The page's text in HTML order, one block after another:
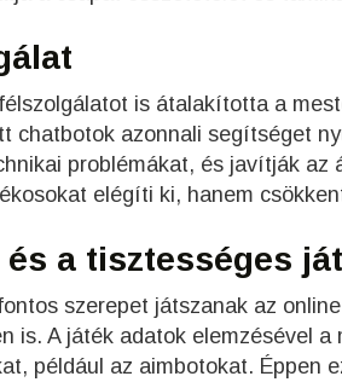
is átalakította a
chatbotok azonnali segítséget
problémákat, és javítják az
elégíti ki, hanem
a tisztességes
szerepet játszanak az
is. A játék adatok elemzésével a
például az aimbotokat. Éppen